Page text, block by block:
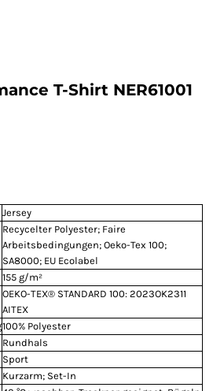
T-Shirt NER61001
Jersey
Recycelter Polyester; Faire
Arbeitsbedingungen; Oeko-Tex 100;
SA8000; EU Ecolabel
155 g/m²
OEKO-TEX® STANDARD 100: 2023OK2311
AITEX
100% Polyester
Rundhals
Sport
Kurzarm; Set-In